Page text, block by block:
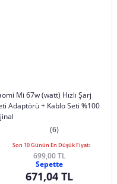
Mi 67w (watt) Hızlı Şarj
Adaptörü + Kablo Seti %100
(6)
Son 10 Günün En Düşük Fiyatı
699,00 TL
Sepette
671,04 TL